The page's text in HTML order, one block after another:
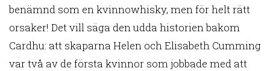
benämnd som en kvinnowhisky, men för helt rätt
orsaker! Det vill säga den udda historien bakom
Cardhu: att skaparna Helen och Elisabeth Cumming
var två av de första kvinnor som jobbade med att